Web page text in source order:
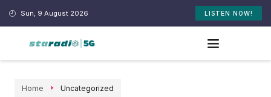
Sun, 9 August 2026 LISTEN NOW!
Home Uncategorized